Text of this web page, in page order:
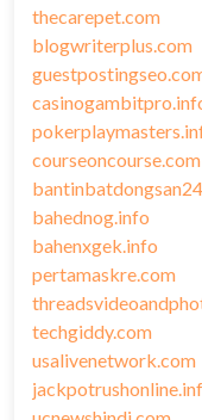
thecarepet.com
blogwriterplus.com
courseoncourse.com
bahednog.info
bahenxgek.info
pertamaskre.com
techgiddy.com
usalivenetwork.com